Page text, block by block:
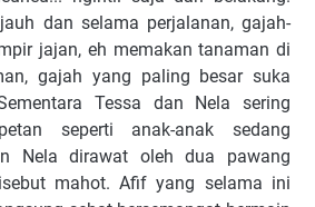
dan selama perjalanan, gajah-
jajan, eh memakan tanaman di
gajah yang paling besar suka
Tessa dan Nela sering
seperti anak-anak sedang
Nela dirawat oleh dua pawang
mahot. Afif yang selama ini